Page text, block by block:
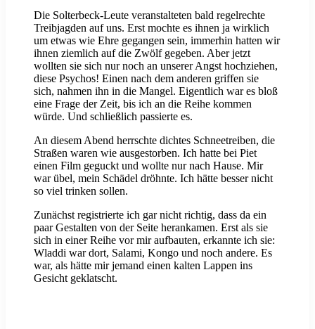
Die Solterbeck-Leute veranstalteten bald regelrechte
Treibjagden auf uns. Erst mochte es ihnen ja wirklich
um etwas wie Ehre gegangen sein, immerhin hatten wir
ihnen ziemlich auf die Zwölf gegeben. Aber jetzt
wollten sie sich nur noch an unserer Angst hochziehen,
diese Psychos! Einen nach dem anderen griffen sie
sich, nahmen ihn in die Mangel. Eigentlich war es bloß
eine Frage der Zeit, bis ich an die Reihe kommen
würde. Und schließlich passierte es.
An diesem Abend herrschte dichtes Schneetreiben, die
Straßen waren wie ausgestorben. Ich hatte bei Piet
einen Film geguckt und wollte nur nach Hause. Mir
war übel, mein Schädel dröhnte. Ich hätte besser nicht
so viel trinken sollen.
Zunächst registrierte ich gar nicht richtig, dass da ein
paar Gestalten von der Seite herankamen. Erst als sie
sich in einer Reihe vor mir aufbauten, erkannte ich sie:
Wladdi war dort, Salami, Kongo und noch andere. Es
war, als hätte mir jemand einen kalten Lappen ins
Gesicht geklatscht.